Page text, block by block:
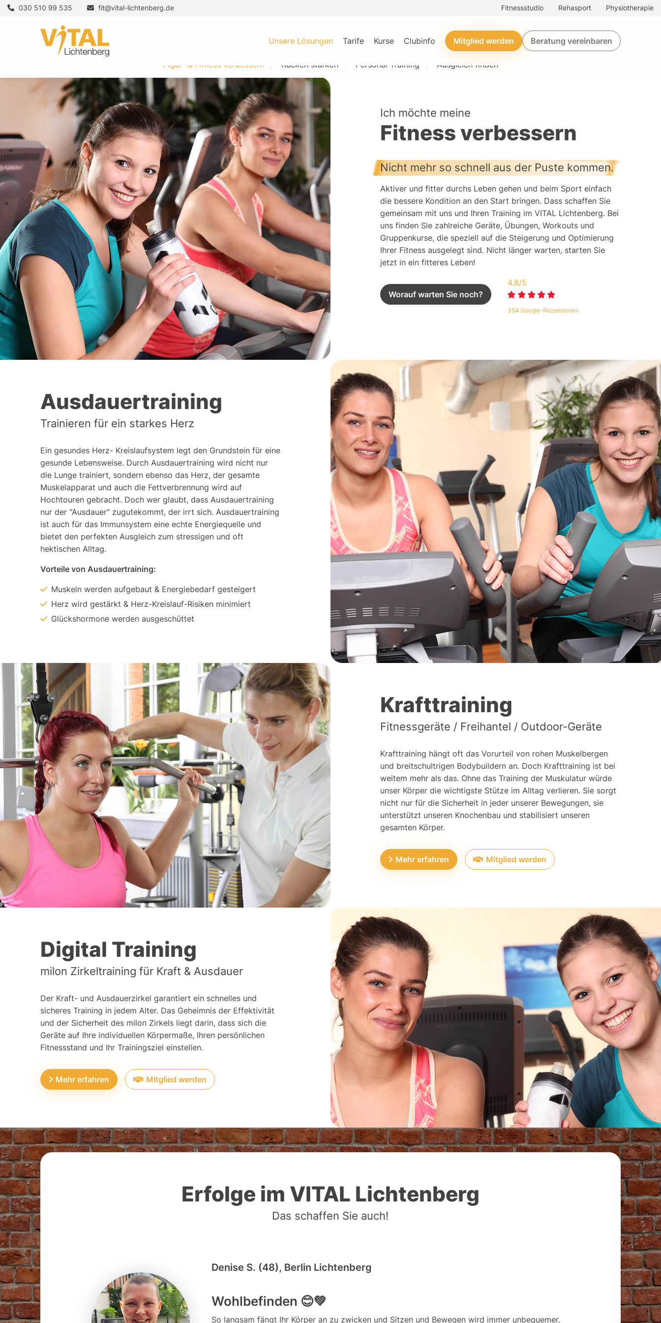
030 510 99 535 fit@vital-lichtenberg.de Fitnessstudio Rehasport Physiotherapie
Unsere Lösungen Tarife Kurse Clubinfo Mitglied werden Beratung vereinbaren
Figur- & Fitness verbessern Rücken stärken Personal Training Ausgleich finden
Fitness verbessern
Ich möchte meine
Nicht mehr so schnell aus der Puste kommen.
Aktiver und fitter durchs Leben gehen und beim Sport einfach
die bessere Kondition an den Start bringen. Dass schaffen Sie
gemeinsam mit uns und Ihren Training im VITAL Lichtenberg. Bei
uns finden Sie zahlreiche Geräte, Übungen, Workouts und
Gruppenkurse, die speziell auf die Steigerung und Optimierung
Ihrer Fitness ausgelegt sind. Nicht länger warten, starten Sie
jetzt in ein fitteres Leben!
Worauf warten Sie noch?
4.8/5
354 Google-Rezensionen
Ausdauertraining
Trainieren für ein starkes Herz
Ein gesundes Herz- Kreislaufsystem legt den Grundstein für eine
gesunde Lebensweise. Durch Ausdauertraining wird nicht nur
die Lunge trainiert, sondern ebenso das Herz, der gesamte
Muskelapparat und auch die Fettverbrennung wird auf
Hochtouren gebracht. Doch wer glaubt, dass Ausdauertraining
nur der "Ausdauer" zugutekommt, der irrt sich. Ausdauertraining
ist auch für das Immunsystem eine echte Energiequelle und
bietet den perfekten Ausgleich zum stressigen und oft
hektischen Alltag.
Vorteile von Ausdauertraining:
Muskeln werden aufgebaut & Energiebedarf gesteigert
Herz wird gestärkt & Herz-Kreislauf-Risiken minimiert
Glückshormone werden ausgeschüttet
Krafttraining
Fitnessgeräte / Freihantel / Outdoor-Geräte
Krafttraining hängt oft das Vorurteil von rohen Muskelbergen
und breitschultrigen Bodybuildern an. Doch Krafttraining ist bei
weitem mehr als das. Ohne das Training der Muskulatur würde
unser Körper die wichtigste Stütze im Alltag verlieren. Sie sorgt
nicht nur für die Sicherheit in jeder unserer Bewegungen, sie
unterstützt unseren Knochenbau und stabilisiert unseren
gesamten Körper.
Mehr erfahren Mitglied werden
Digital Training
milon Zirkeltraining für Kraft & Ausdauer
Der Kraft- und Ausdauerzirkel garantiert ein schnelles und
sicheres Training in jedem Alter. Das Geheimnis der Effektivität
und der Sicherheit des milon Zirkels liegt darin, dass sich die
Geräte auf Ihre individuellen Körpermaße, Ihren persönlichen
Fitnessstand und Ihr Trainingsziel einstellen.
Mehr erfahren Mitglied werden
Erfolge im VITAL Lichtenberg
Das schaffen Sie auch!
Denise S. (48), Berlin Lichtenberg
Wohlbefinden 😊💚
So langsam fängt Ihr Körper an zu zwicken und Sitzen und Bewegen wird immer unbequemer.